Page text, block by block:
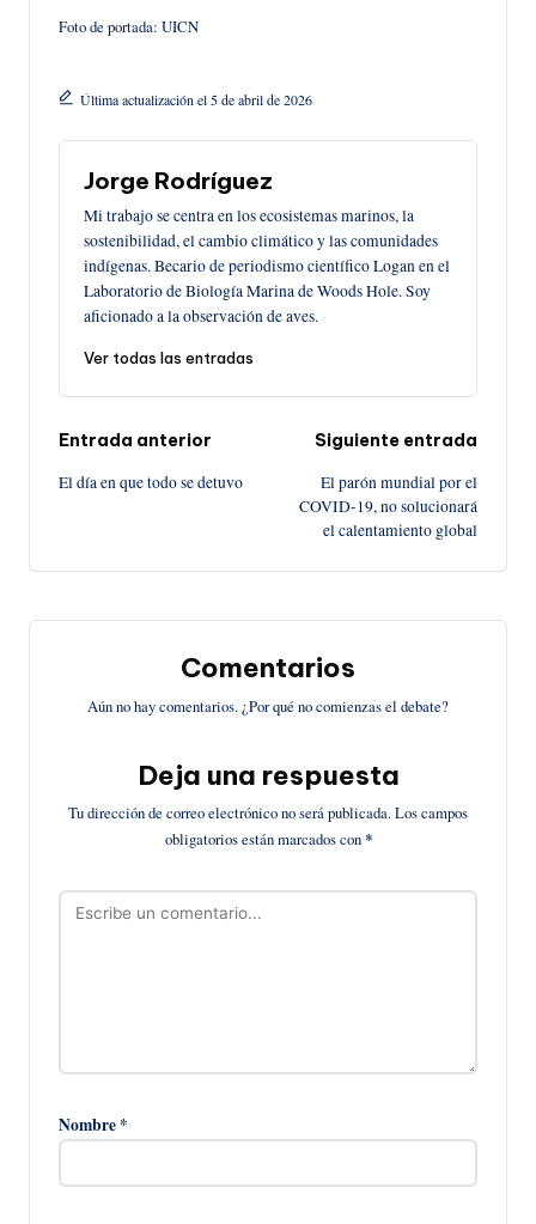
Foto de portada: UICN
Última actualización el 5 de abril de 2026
Jorge Rodríguez
Mi trabajo se centra en los ecosistemas marinos, la
sostenibilidad, el cambio climático y las comunidades
indígenas. Becario de periodismo científico Logan en el
Laboratorio de Biología Marina de Woods Hole. Soy
aficionado a la observación de aves.
Ver todas las entradas
Navegación
de
Entrada anterior
El día en que todo se detuvo
Siguiente entrada
El parón mundial por el
COVID-19, no solucionará
el calentamiento global
Comentarios
Aún no hay comentarios. ¿Por qué no comienzas el debate?
Deja una respuesta
Tu dirección de correo electrónico no será publicada.Los campos
obligatorios están marcados con*
Nombre*